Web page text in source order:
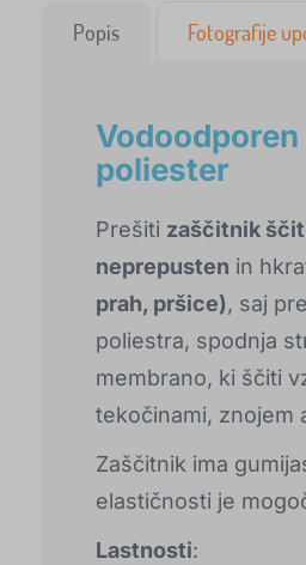
Popis Fotografije
poliester
Prešiti zaščitnik
neprepusten in
prah, pršice), saj
poliestra, spodnja
membrano, ki ščiti
tekočinami, znojem
Zaščitnik ima
elastičnosti je
Lastnosti: